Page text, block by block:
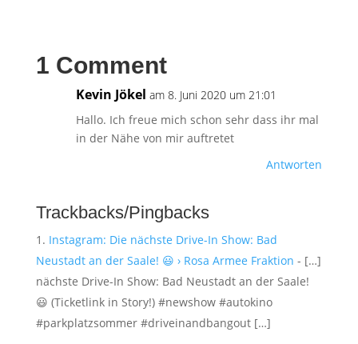
1 Comment
Kevin Jökel am 8. Juni 2020 um 21:01
Hallo. Ich freue mich schon sehr dass ihr mal
in der Nähe von mir auftretet
Antworten
Trackbacks/Pingbacks
Instagram: Die nächste Drive-In Show: Bad
Neustadt an der Saale! 😃 › Rosa Armee Fraktion - […]
nächste Drive-In Show: Bad Neustadt an der Saale!
😃 (Ticketlink in Story!) #newshow #autokino
#parkplatzsommer #driveinandbangout […]